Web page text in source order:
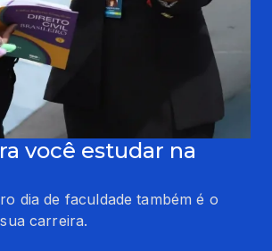
você estudar na
dia de faculdade também é o
carreira.